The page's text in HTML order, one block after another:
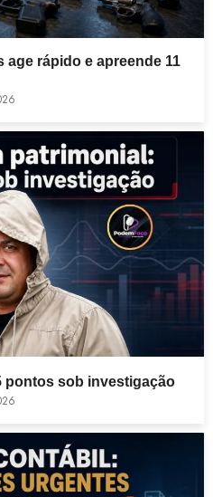
age rápido e apreende 11
pontos sob investigação